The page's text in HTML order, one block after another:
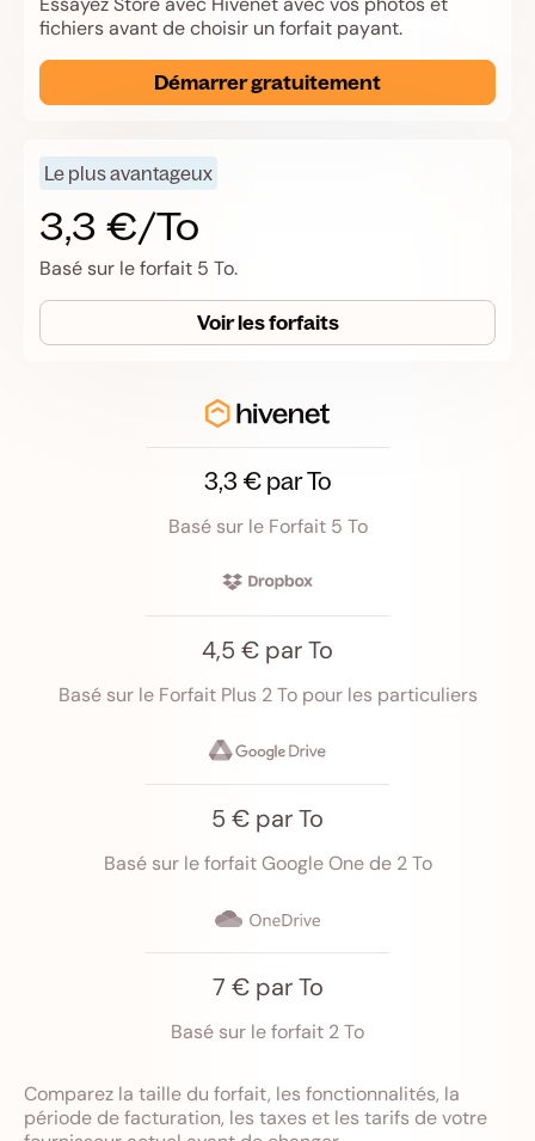
fichiers avant de choisir un forfait payant.
Démarrer gratuitement
Le plus avantageux
3,3 €/To
Basé sur le forfait 5 To.
Voir les forfaits
3,3 € par To
Basé sur le Forfait 5 To
4,5 € par To
Basé sur le Forfait Plus 2 To pour les particuliers
5 € par To
Basé sur le forfait Google One de 2 To
7 € par To
Basé sur le forfait 2 To
Comparez la taille du forfait, les fonctionnalités, la
période de facturation, les taxes et les tarifs de votre